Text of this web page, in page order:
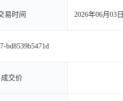
易时间 2026年06月03日
bd8539b5471d
成交价